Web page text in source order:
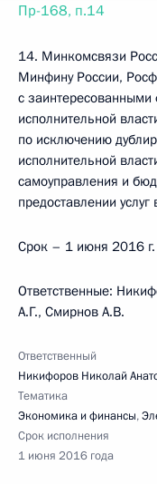
Пр-168, п.14
14. Минкомсвязи
Минфину России,
с
исполнительной
по исключению
исполнительной
самоуправления и
предоставлении
Срок – 1 июня 2016 г.
Ответственные:
А.Г., Смирнов А.В.
Ответственный
Никифоров Николай
Тематика
Экономика и финансы,
Срок исполнения
1 июня 2016 года